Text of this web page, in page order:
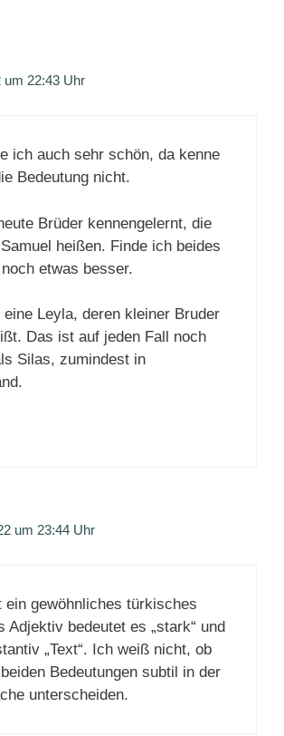
um 22:43 Uhr
ich auch sehr schön, da kenne
Bedeutung nicht.
Brüder kennengelernt, die
heißen. Finde ich beides
etwas besser.
eine Leyla, deren kleiner Bruder
Das ist auf jeden Fall noch
Silas, zumindest in
um 23:44 Uhr
ein gewöhnliches türkisches
Adjektiv bedeutet es „stark“ und
„Text“. Ich weiß nicht, ob
Bedeutungen subtil in der
unterscheiden.